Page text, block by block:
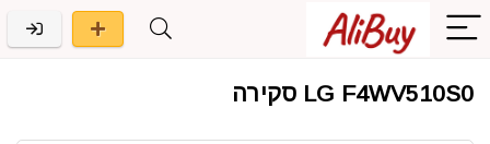
LG F4WV510S0 סקירה